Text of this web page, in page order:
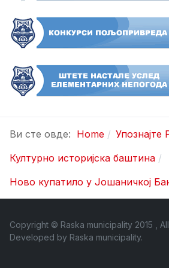
Ви сте овде: Home Упознајте
Културно историјска баштина
Ново купатило у Јошаничкој
Copyright © Raska municipality 2015 ,
Developed by Raska municipality.